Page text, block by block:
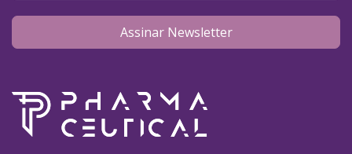
Assinar Newsletter